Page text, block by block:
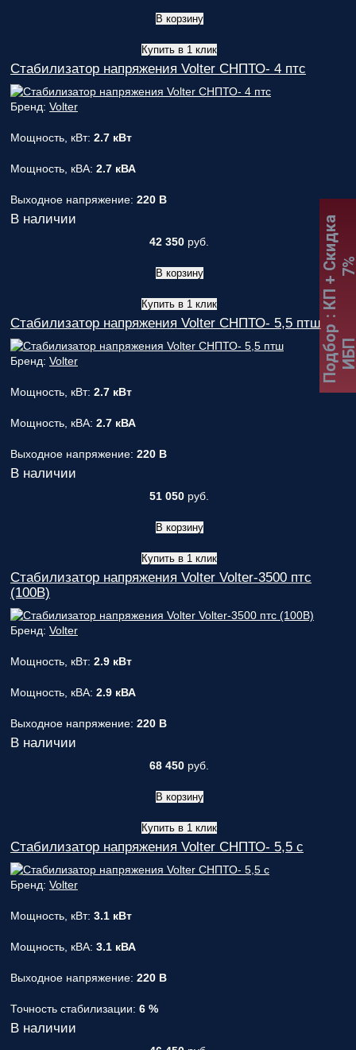
В корзину
Купить в 1 клик
Стабилизатор напряжения Volter СНПТО- 4 птс
Бренд: Volter
Мощность, кВт: 2.7 кВт
Мощность, кВА: 2.7 кВА
Выходное напряжение: 220 В
В наличии
42 350 руб.
В корзину
Купить в 1 клик
Стабилизатор напряжения Volter СНПТО- 5,5 птш
Бренд: Volter
Мощность, кВт: 2.7 кВт
Мощность, кВА: 2.7 кВА
Выходное напряжение: 220 В
В наличии
51 050 руб.
В корзину
Купить в 1 клик
Стабилизатор напряжения Volter Volter-3500 птс
(100В)
Бренд: Volter
Мощность, кВт: 2.9 кВт
Мощность, кВА: 2.9 кВА
Выходное напряжение: 220 В
В наличии
68 450 руб.
В корзину
Купить в 1 клик
Стабилизатор напряжения Volter СНПТО- 5,5 с
Бренд: Volter
Мощность, кВт: 3.1 кВт
Мощность, кВА: 3.1 кВА
Выходное напряжение: 220 В
Точность стабилизации: 6 %
В наличии
Подбор
:
К
П
+
С
к
и
д
к
а
7